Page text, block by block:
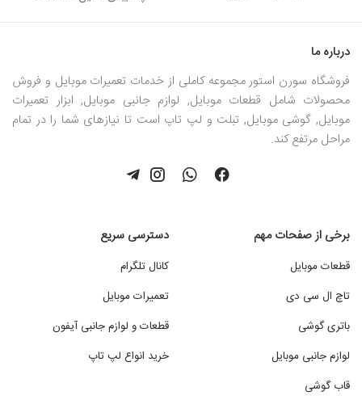
درباره ما
فروشگاه سورن استور مجموعه کاملی از خدمات تعمیرات موبایل و فروش
محصولات شامل قطعات موبایل, لوازم جانبی موبایل, ابزار تعمیرات
موبایل, گوشی موبایل, تبلت و لپ تاپ است تا نیازهای شما را در تمام
مراحل مرتفع کند.
برخی از صفحات مهم
قطعات موبایل
تاچ ال سی دی
باتری گوشی
لوازم جانبی موبایل
قاب گوشی
دسترسی سریع
کانال تلگرام
تعمیرات موبایل
قطعات و لوازم جانبی آیفون
خرید انواع لپ تاپ